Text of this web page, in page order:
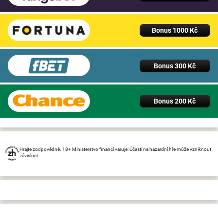
Bonus 1000 Kč
Bonus 300 Kč
Bonus 200 Kč
Hrajte zodpovědně. 18+ Ministerstvo financí varuje: Účastí na hazardní hře může vzniknout
závislost.